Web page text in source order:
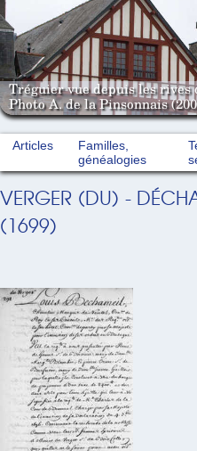
Tréguier vue depuis les rives
Photo A. de la Pinsonnais
Articles
Familles,
généalogies
VERGER (DU) -
(1699)